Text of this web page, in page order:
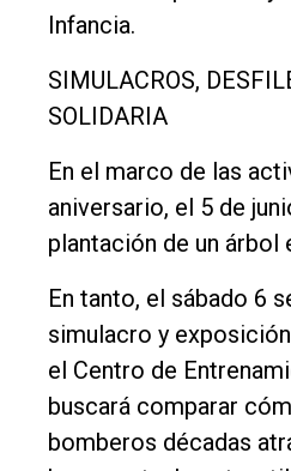
Infancia.
SIMULACROS,
SOLIDARIA
En el marco de las
aniversario, el 5 de
plantación de un árbol
En tanto, el sábado 6
simulacro y
el Centro de
buscará comparar
bomberos décadas